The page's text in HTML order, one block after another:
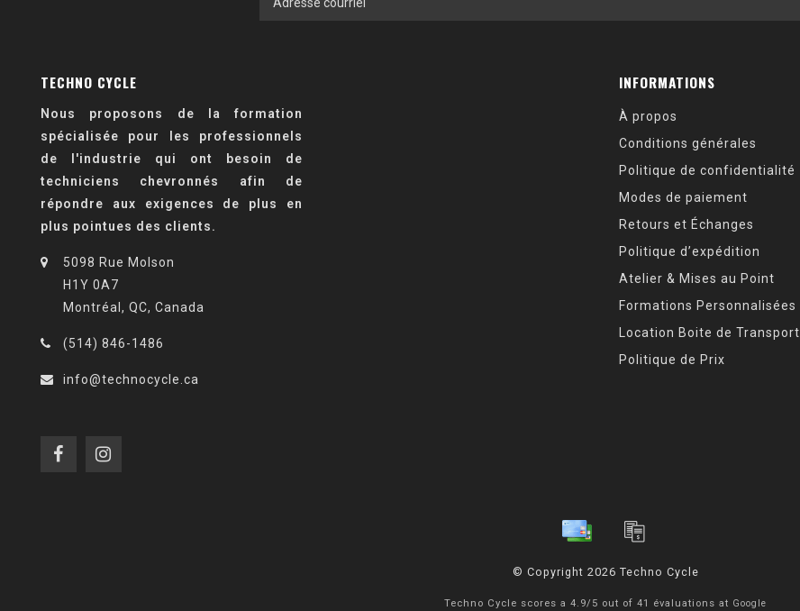
TECHNO CYCLE
Nous proposons de la formation
spécialisée pour les professionnels
de l'industrie qui ont besoin de
techniciens chevronnés afin de
répondre aux exigences de plus en
plus pointues des clients.
5098 Rue Molson
H1Y 0A7
Montréal, QC, Canada
(514) 846-1486
info@technocycle.ca
INFORMATIONS
À propos
Conditions générales
Politique de confidentialité
Modes de paiement
Retours et Échanges
Politique d’expédition
Atelier & Mises au Point
Formations Personnalisées
Location Boite de Transport
Politique de Prix
© Copyright 2026 Techno Cycle
Techno Cycle scores a 4.9/ 5 out of 41 évaluations at Google